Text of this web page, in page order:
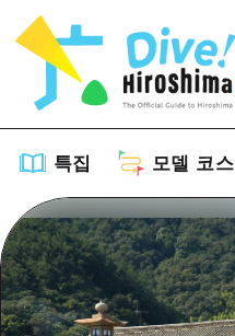
특집 모델 코스
특집
목록
모델 코스